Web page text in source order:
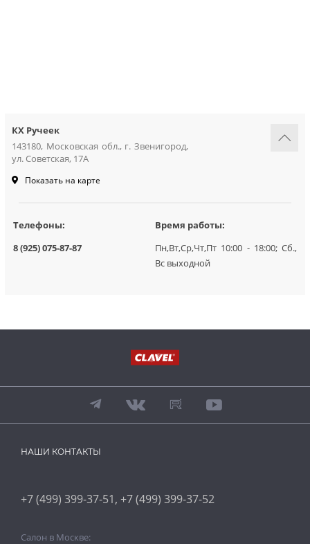
КХ Ручеек
143180, Московская обл., г. Звенигород,
ул. Советская, 17А
Показать на карте
Телефоны:
8 (925) 075-87-87
Время работы:
Пн,Вт,Ср,Чт,Пт 10:00 - 18:00; Сб.,
Вс выходной
НАШИ КОНТАКТЫ
+7 (499) 399-37-51, +7 (499) 399-37-52
Салон в Москве: